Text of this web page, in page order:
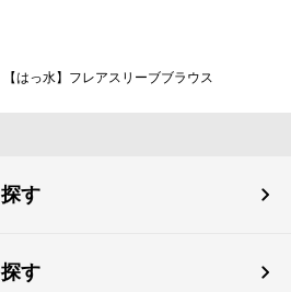
【はっ水】フレアスリーブブラウス
す
す